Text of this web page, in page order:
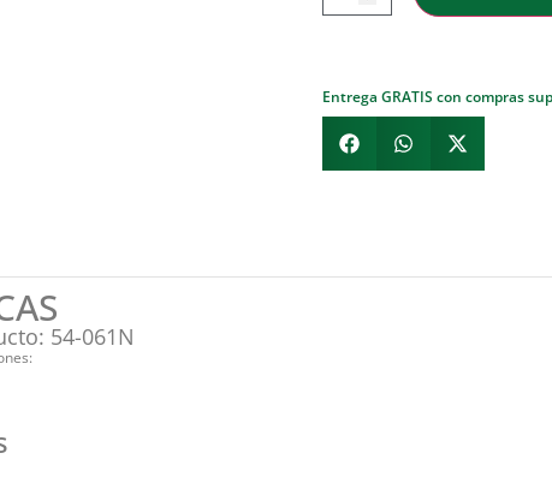
Entrega GRATIS con compras
54-061N